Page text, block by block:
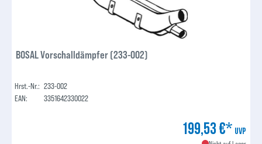
BOSAL Vorschalldämpfer (233-002)
Hrst.-Nr.: 233-002
EAN:
3351642330022
199,53 €* UVP